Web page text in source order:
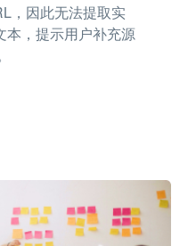
，因此无法提取实
本，提示用户补充源